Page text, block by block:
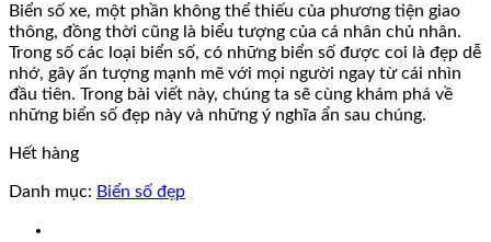
là:
190.000.000 ₫.
tại
là:
185.000.000 ₫.
Biển số xe, một phần không thể thiếu của phương tiện giao
thông, đồng thời cũng là biểu tượng của cá nhân chủ nhân.
Trong số các loại biển số, có những biển số được coi là đẹp dễ
nhớ, gây ấn tượng mạnh mẽ với mọi người ngay từ cái nhìn
đầu tiên. Trong bài viết này, chúng ta sẽ cùng khám phá về
những biển số đẹp này và những ý nghĩa ẩn sau chúng.
Hết hàng
Danh mục: Biển số đẹp